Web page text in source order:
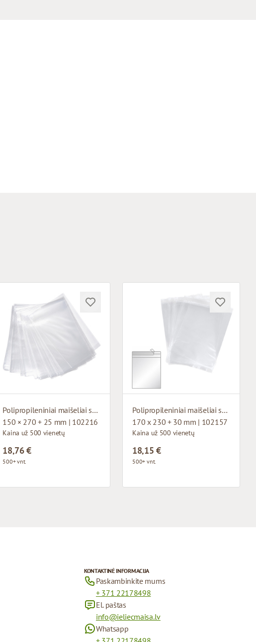
Polipropileniniai maišeliai su apatiniu pagrindu
150 × 270 + 25 mm | 102216
Kaina už 500 vienetų
18,76 €
500+ vnt.
Polipropileniniai maišeliai su lipniu atvartu
170 x 230 + 30 mm | 102157
Kaina už 500 vienetų
18,15 €
500+ vnt.
KONTAKTINĖ INFORMACIJA
Paskambinkite mums
+ 371 22178498
El. paštas
info@ieliecmaisa.lv
Whatsapp